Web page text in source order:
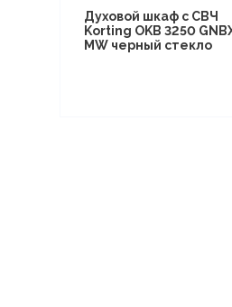
Духовой шкаф с СВЧ
Korting OKB 3250
MW черный стекло